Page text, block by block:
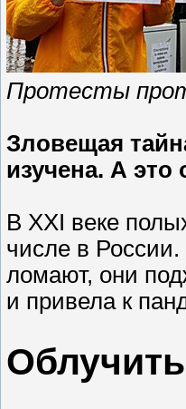
Протесты
Зловещая
изучена. А
В XXI веке
числе в
ломают, они
и привела к